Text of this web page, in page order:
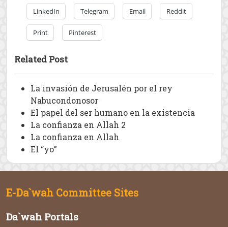
LinkedIn Telegram Email Reddit
Print Pinterest
Related Post
La invasión de Jerusalén por el rey
Nabucondonosor
El papel del ser humano en la existencia
La confianza en Allah 2
La confianza en Allah
El “yo”
E-Da`wah Committee Sites
Da`wah Portals